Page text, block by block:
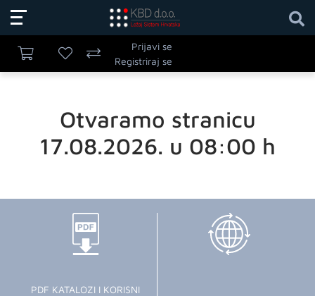
Prijavi se
Registriraj se
Otvaramo stranicu
17.08.2026. u 08:00 h
PDF KATALOZI I KORISNI